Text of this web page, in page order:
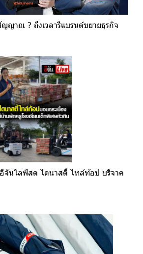
ญาณ ? ถึงเวลารีแบรนด์ขยายธุรกิจ
อีจันไลฟ์สด ไดนาสตี้ ไทล์ท้อป บริจาค